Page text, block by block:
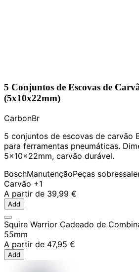
5 Conjuntos de Escovas de
(5x10x22mm)
CarbonBr
5 conjuntos de escovas de carvão
para ferramentas pneumáticas.
5x10x22mm, carvão durável.
BoschManutençãoPeças
Carvão +1
A partir de 39,99 €
Add
Squire Warrior Cadeado de
55mm
A partir de 47,95 €
Add